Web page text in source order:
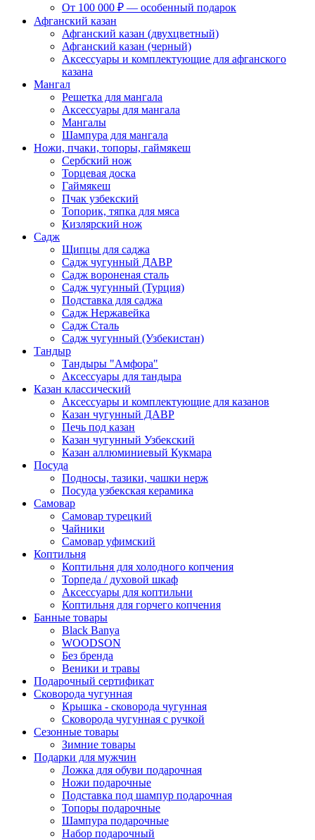
От 100 000 ₽ — особенный подарок
Афганский казан
Афганский казан (двухцветный)
Афганский казан (черный)
Аксессуары и комплектующие для афганского
казана
Мангал
Решетка для мангала
Аксессуары для мангала
Мангалы
Шампура для мангала
Ножи, пчаки, топоры, гаймякеш
Сербский нож
Торцевая доска
Гаймякеш
Пчак узбекский
Топорик, тяпка для мяса
Кизлярский нож
Садж
Щипцы для саджа
Садж чугунный ДАВР
Садж вороненая сталь
Садж чугунный (Турция)
Подставка для саджа
Садж Нержавейка
Садж Сталь
Садж чугунный (Узбекистан)
Тандыр
Тандыры "Амфора"
Аксессуары для тандыра
Казан классический
Аксессуары и комплектующие для казанов
Казан чугунный ДАВР
Печь под казан
Казан чугунный Узбекский
Казан аллюминиевый Кукмара
Посуда
Подносы, тазики, чашки нерж
Посуда узбекская керамика
Самовар
Самовар турецкий
Чайники
Самовар уфимский
Коптильня
Коптильня для холодного копчения
Торпеда / духовой шкаф
Аксессуары для коптильни
Коптильня для горчего копчения
Банные товары
Black Banya
WOODSON
Без бренда
Веники и травы
Подарочный сертификат
Сковорода чугунная
Крышка - сковорода чугунная
Сковорода чугунная с ручкой
Сезонные товары
Зимние товары
Подарки для мужчин
Ложка для обуви подарочная
Ножи подарочные
Подставка под шампур подарочная
Топоры подарочные
Шампура подарочные
Набор подарочный